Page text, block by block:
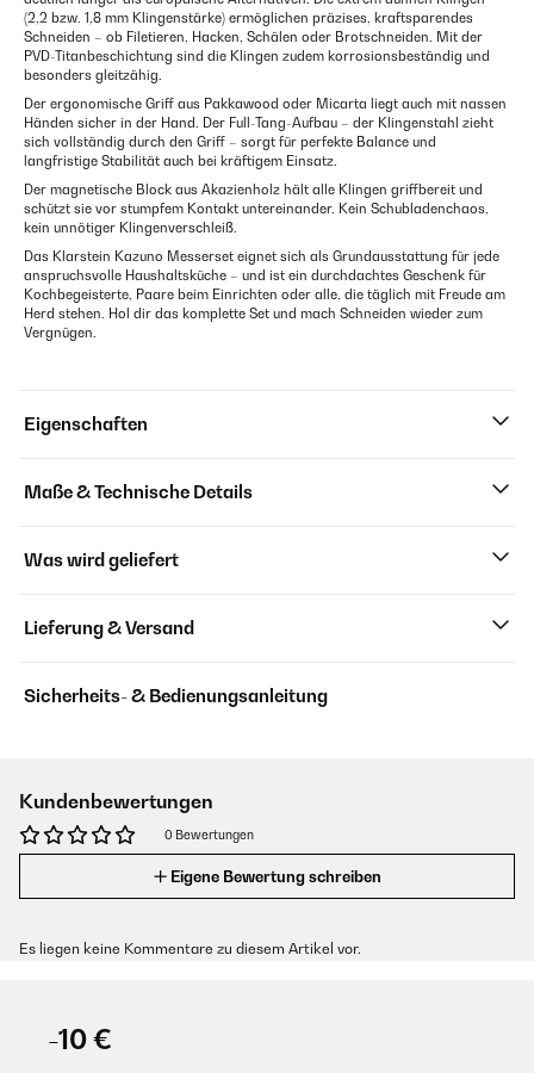
(2,2 bzw. 1,8 mm Klingenstärke) ermöglichen präzises, kraftsparendes
Schneiden – ob Filetieren, Hacken, Schälen oder Brotschneiden. Mit der
PVD-Titanbeschichtung sind die Klingen zudem korrosionsbeständig und
besonders gleitzähig.
Der ergonomische Griff aus Pakkawood oder Micarta liegt auch mit nassen
Händen sicher in der Hand. Der Full-Tang-Aufbau – der Klingenstahl zieht
sich vollständig durch den Griff – sorgt für perfekte Balance und
langfristige Stabilität auch bei kräftigem Einsatz.
Der magnetische Block aus Akazienholz hält alle Klingen griffbereit und
schützt sie vor stumpfem Kontakt untereinander. Kein Schubladenchaos,
kein unnötiger Klingenverschleiß.
Das Klarstein Kazuno Messerset eignet sich als Grundausstattung für jede
anspruchsvolle Haushaltsküche – und ist ein durchdachtes Geschenk für
Kochbegeisterte, Paare beim Einrichten oder alle, die täglich mit Freude am
Herd stehen. Hol dir das komplette Set und mach Schneiden wieder zum
Vergnügen.
Eigenschaften
Maße & Technische Details
Was wird geliefert
Lieferung & Versand
Sicherheits- & Bedienungsanleitung
Kundenbewertungen
0 Bewertungen
Eigene Bewertung schreiben
Es liegen keine Kommentare zu diesem Artikel vor.
-10 €